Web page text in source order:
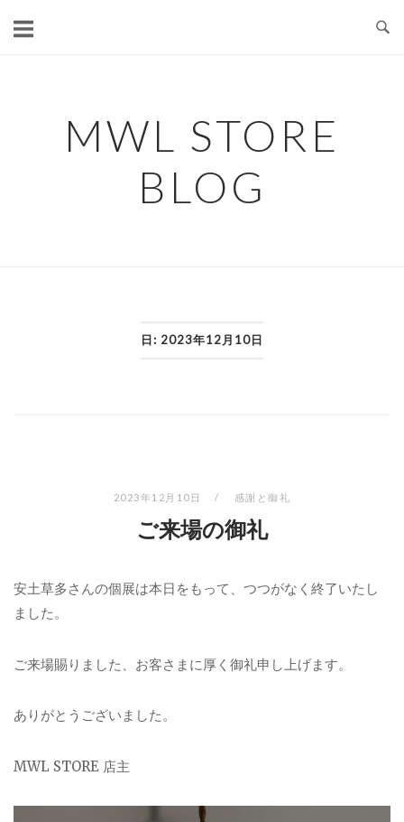
MWL STORE
BLOG
日: 2023年12月10日
2023年12月10日 感謝と御礼
ご来場の御礼
安土草多さんの個展は本日をもって、つつがなく終了いたし
ました。
ご来場賜りました、お客さまに厚く御礼申し上げます。
ありがとうございました。
MWL STORE 店主